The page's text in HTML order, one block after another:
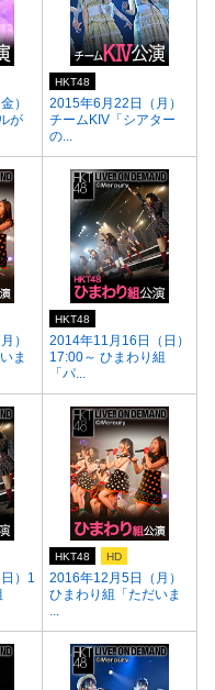
）
が
2015年6月22日（月）
チームKIV「シアター
の...
HKT48
）
ま
2014年11月16日（日）
17:00～ ひまわり組
「パ...
HKT48
）1
2016年12月5日（月）
ひまわり組「ただいま
...
HKT48 HD